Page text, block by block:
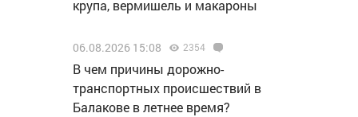
крупа, вермишель и макароны
06.08.2026 15:08 2354
В чем причины дорожно-
транспортных происшествий в
Балакове в летнее время?